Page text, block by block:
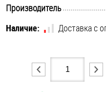
Производитель
Наличие:
Доставка с